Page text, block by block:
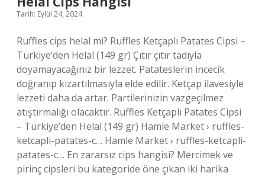
Tarih: Eylül 24, 2024
Ruffles cips helal mi? Ruffles Ketçaplı Patates Cipsi –
Türkiye’den Helal (149 gr) Çıtır çıtır tadıyla
doyamayacağınız bir lezzet. Patateslerin incecik
doğranıp kızartılmasıyla elde edilir. Ketçap ilavesiyle
lezzeti daha da artar. Partilerinizin vazgeçilmez
atıştırmalığı olacaktır. Ruffles Ketçaplı Patates Cipsi
– Türkiye’den Helal (149 gr) Hamle Market › ruffles-
ketcapli-patates-c… Hamle Market › ruffles-ketcapli-
patates-c… En zararsız cips hangisi? Mercimek ve
pirinç cipsleri bu kategoride öne çıkan iki harika